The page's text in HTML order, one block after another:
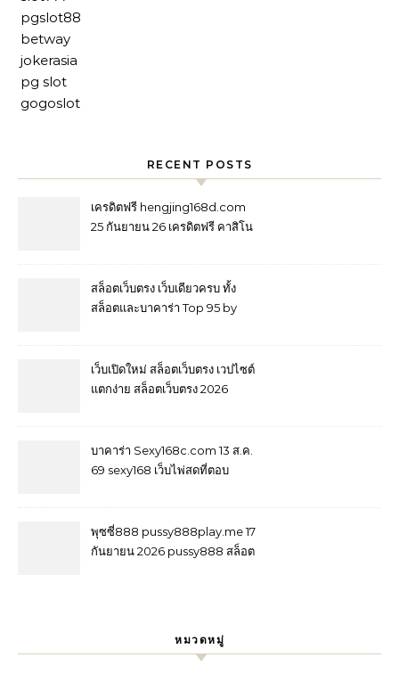
pgslot88
betway
jokerasia
pg slot
gogoslot
RECENT POSTS
เครดิตฟรี hengjing168d.com
25 กันยายน 26 เครดิตฟรี คาสิโน
ทุกเกม ไลฟ์สด สล็อต ยิงปลา กีฬา
ไพ่ เครดิตฟรี เกมสล็อตหลายร้อย
สล็อตเว็บตรง เว็บเดียวครบ ทั้ง
สล็อตและบาคาร่า Top 95 by
คุ้มค่าการเดิมพัน ที่สุดในวงการ
tangtem168 เริ่มก่อนวันนี้ มีลุ้น
เว็บเปิดใหม่ สล็อตเว็บตรง เวปไซต์
แตกง่าย สล็อตเว็บตรง 2026
ใหม่ล่าสุด Top 29 by Raymond
jin888.asia 9 ส.ค. 2569 คาสิโน
บาคาร่า Sexy168c.com 13 ส.ค.
69 sexy168 เว็บไพ่สดที่ตอบ
สัมผัสโต๊ะสดระดับพรีเมียม บาคา
ร่า168 สมัครง่าย ได้โปรไว Top
พุซซี่888 pussy888play.me 17
กันยายน 2026 pussy888 สล็อต
สมัคร รับความสนุก Top 7 by
หมวดหมู่